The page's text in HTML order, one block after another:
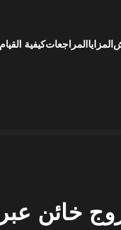
المزايا المراجعاتكيفية
خائن